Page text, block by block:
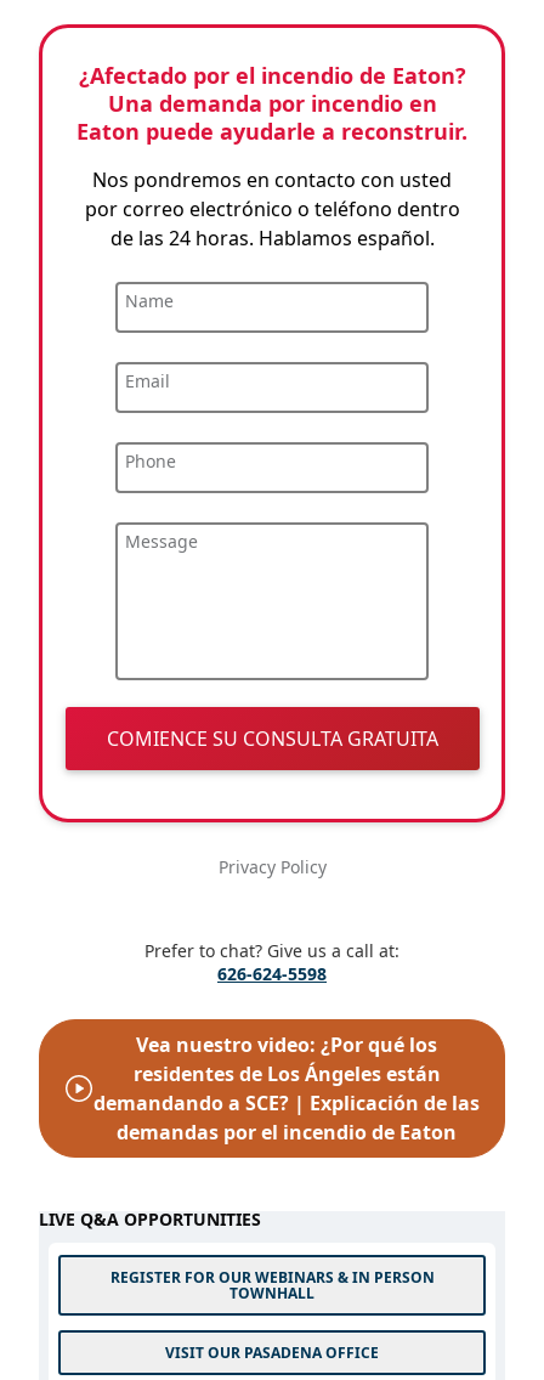
¿Afectado por el incendio de Eaton?
Una demanda por incendio en
Eaton puede ayudarle a reconstruir.
Nos pondremos en contacto con usted
por correo electrónico o teléfono dentro
de las 24 horas. Hablamos español.
Name
Email
Phone
Message
COMIENCE SU CONSULTA GRATUITA
Privacy Policy
Prefer to chat? Give us a call at:
626-624-5598
Vea nuestro video: ¿Por qué los
residentes de Los Ángeles están
demandando a SCE? | Explicación de las
demandas por el incendio de Eaton
LIVE Q&A OPPORTUNITIES
REGISTER FOR OUR WEBINARS & IN PERSON
TOWNHALL
VISIT OUR PASADENA OFFICE